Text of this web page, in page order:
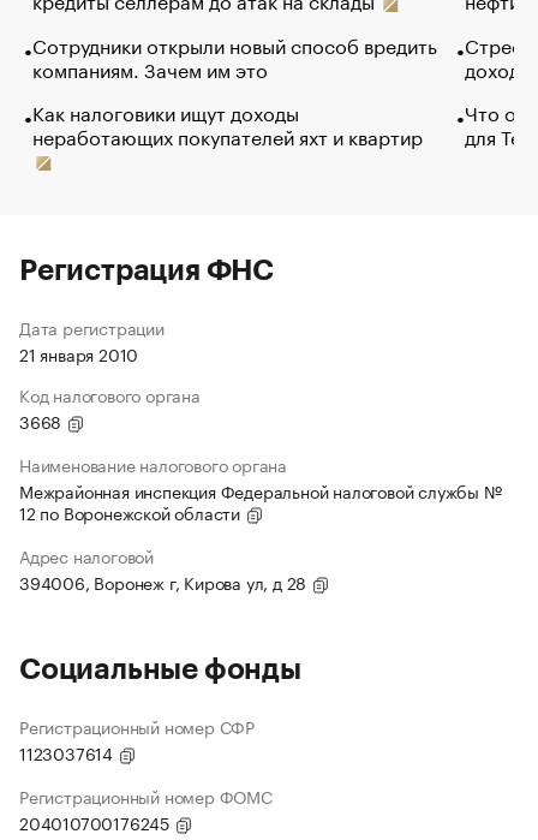
Сотрудники открыли новый способ вредить
компаниям. Зачем им это
Как налоговики ищут доходы
неработающих покупателей яхт и квартир
Что
для
Регистрация ФНС
Дата регистрации
21 января 2010
Код налогового органа
3668
Наименование налогового органа
Межрайонная инспекция Федеральной налоговой службы №
12 по Воронежской области
Адрес налоговой
394006, Воронеж г, Кирова ул, д 28
Социальные фонды
Регистрационный номер СФР
1123037614
Регистрационный номер ФОМС
204010700176245